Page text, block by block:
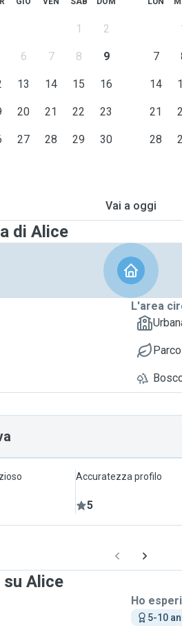
but two days a week (usually
and Spanish, can speak decent
1 2
6 7 8 9
13 14 15 16
20 21 22 23
27 28 29 30
7
14
21
28
Vai a oggi
di Alice
L'area
Accuratezza profilo
5
Alice
Ho
5-10